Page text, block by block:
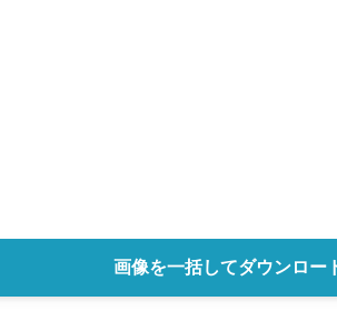
画像を一括してダウンロー